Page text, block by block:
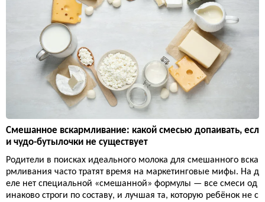
Смешанное вскармливание: какой смесью допаивать, есл
и чудо-бутылочки не существует
Родители в поисках идеального молока для смешанного вска
рмливания часто тратят время на маркетинговые мифы. На д
еле нет специальной «смешанной» формулы — все смеси од
инаково строги по составу, и лучшая та, которую ребёнок не с